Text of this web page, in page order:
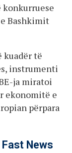
Bashkimit
kuadër të
instrumenti
ja miratoi
ekonomitë e
përpara
News